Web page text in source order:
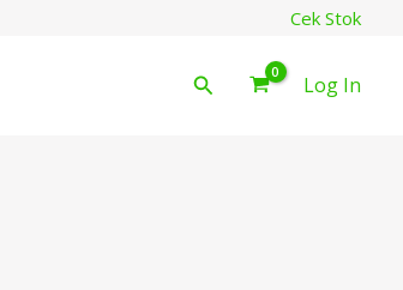
Cek Stok
Cari Log In